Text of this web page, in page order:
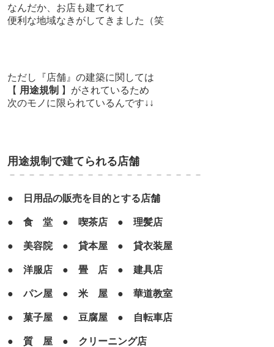
なんだか、 お店も建てれて
便利な地域なきがしてきました（笑
ただし
『店舗』の建築に関しては
【 用途規制 】がされているため
次のモノに限られているんです↓↓
用途規制で建てられる店舗
－－－－－－－－－－－－－－－－－－－－
● 日用品の販売を目的とする店舗
● 食 堂 ● 喫茶店 ● 理髪店
● 美容院 ● 貸本屋 ● 貸衣装屋
● 洋服店 ● 畳 店● 建具店
●パン屋● 米 屋● 華道教室
● 菓子屋● 豆腐屋● 自転車店
● 質 屋 ● クリーニング店